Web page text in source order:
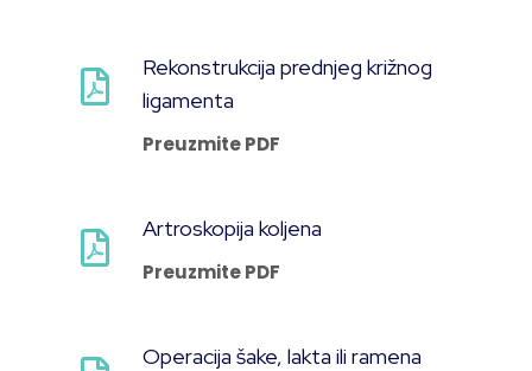
Rekonstrukcija prednjeg križnog
ligamenta
Preuzmite PDF
Artroskopija koljena
Preuzmite PDF
Operacija šake, lakta ili ramena